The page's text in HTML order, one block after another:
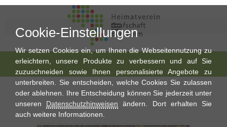
Cookie-Einstellungen
Wir setzen Cookies ein, um Ihnen die Webseitennutzung zu
erleichtern, unsere Produkte zu verbessern und auf Sie
zuzuschneiden sowie Ihnen personalisierte Angebote zu
unterbreiten. Sie entscheiden, welche Cookies Sie zulassen
oder ablehnen. Ihre Entscheidung können Sie jederzeit unter
unseren Datenschutzhinweisen ändern. Dort erhalten Sie
auch weitere Informationen.